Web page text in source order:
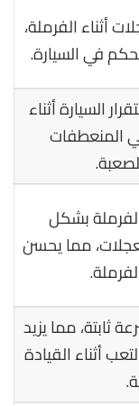
أثناء الفرملة،
في السيارة.
السيارة أثناء
المنعطفات
بشكل
مما يحسن
ثابتة، مما يزيد
أثناء القيادة